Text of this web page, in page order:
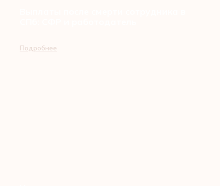
Подробнее